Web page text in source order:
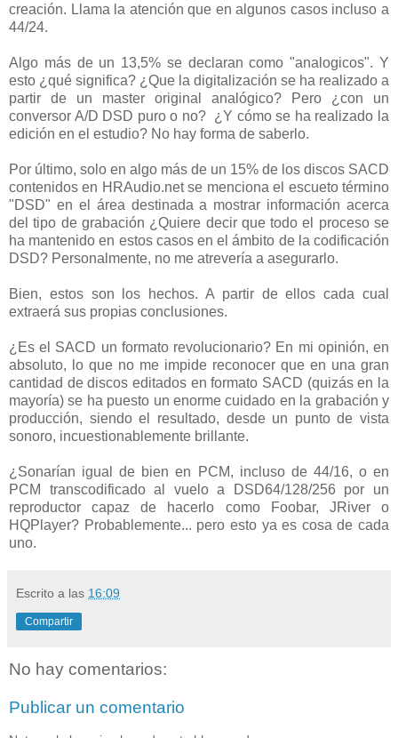
creación. Llama la atención que en algunos casos incluso a
44/24.
Algo más de un 13,5% se declaran como "analogicos". Y
esto ¿qué significa? ¿Que la digitalización se ha realizado a
partir de un master original analógico? Pero ¿con un
conversor A/D DSD puro o no? ¿Y cómo se ha realizado la
edición en el estudio? No hay forma de saberlo.
Por último, solo en algo más de un 15% de los discos SACD
contenidos en HRAudio.net se menciona el escueto término
"DSD" en el área destinada a mostrar información acerca
del tipo de grabación ¿Quiere decir que todo el proceso se
ha mantenido en estos casos en el ámbito de la codificación
DSD? Personalmente, no me atrevería a asegurarlo.
Bien, estos son los hechos. A partir de ellos cada cual
extraerá sus propias conclusiones.
¿Es el SACD un formato revolucionario? En mi opinión, en
absoluto, lo que no me impide reconocer que en una gran
cantidad de discos editados en formato SACD (quizás en la
mayoría) se ha puesto un enorme cuidado en la grabación y
producción, siendo el resultado, desde un punto de vista
sonoro, incuestionablemente brillante.
¿Sonarían igual de bien en PCM, incluso de 44/16, o en
PCM transcodificado al vuelo a DSD64/128/256 por un
reproductor capaz de hacerlo como Foobar, JRiver o
HQPlayer? Probablemente... pero esto ya es cosa de cada
uno.
Escrito a las 16:09
Compartir
No hay comentarios:
Publicar un comentario